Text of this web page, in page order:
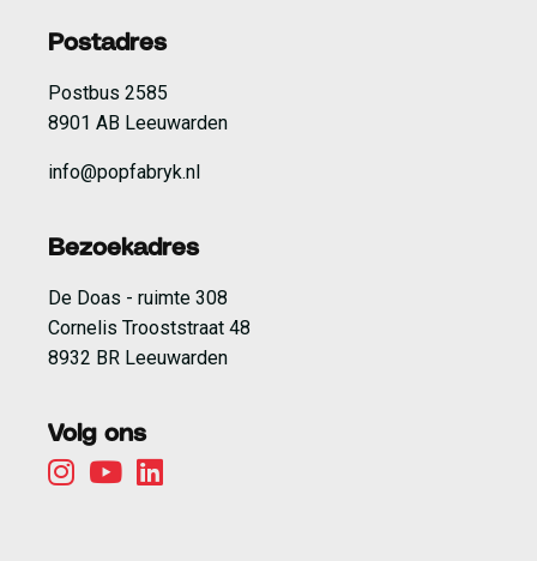
Postadres
Postbus 2585
8901 AB Leeuwarden
info@popfabryk.nl
Bezoekadres
De Doas - ruimte 308
Cornelis Trooststraat 48
8932 BR Leeuwarden
Volg ons